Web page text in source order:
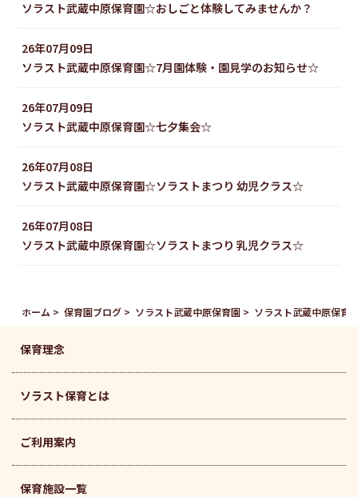
ソラスト武蔵中原保育園☆おしごと体験してみませんか？
26年07月09日
ソラスト武蔵中原保育園☆7月園体験・園見学のお知らせ☆
26年07月09日
ソラスト武蔵中原保育園☆七夕集会☆
26年07月08日
ソラスト武蔵中原保育園☆ソラストまつり 幼児クラス☆
26年07月08日
ソラスト武蔵中原保育園☆ソラストまつり 乳児クラス☆
ホーム 保育園ブログ ソラスト武蔵中原保育園 ソラスト武蔵中原保
保育理念
ソラスト保育とは
ご利用案内
保育施設一覧